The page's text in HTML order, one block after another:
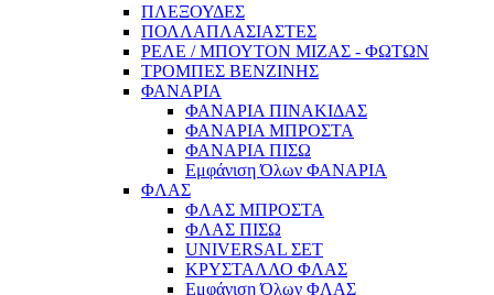
ΠΛΕΞΟΥΔΕΣ
ΠΟΛΛΑΠΛΑΣΙΑΣΤΕΣ
ΡΕΛΕ / ΜΠΟΥΤΟΝ ΜΙΖΑΣ - ΦΩΤΩΝ
ΤΡΟΜΠΕΣ ΒΕΝΖΙΝΗΣ
ΦΑΝΑΡΙΑ
ΦΑΝΑΡΙΑ ΠΙΝΑΚΙΔΑΣ
ΦΑΝΑΡΙΑ ΜΠΡΟΣΤΑ
ΦΑΝΑΡΙΑ ΠΙΣΩ
Εμφάνιση Όλων ΦΑΝΑΡΙΑ
ΦΛΑΣ
ΦΛΑΣ ΜΠΡΟΣΤΑ
ΦΛΑΣ ΠΙΣΩ
UNIVERSAL ΣΕΤ
ΚΡΥΣΤΑΛΛΟ ΦΛΑΣ
Εμφάνιση Όλων ΦΛΑΣ